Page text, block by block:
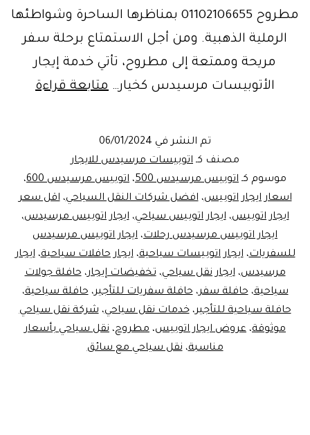
مطروح 01102106655 بمناظرها الساحرة وشواطئها
الرملية الذهبية. ومن أجل الاستمتاع برحلة سفر
مريحة وممتعة إلى مطروح، تأتي خدمة إيجار
الأتوبيسات مرسيدس كخيار… متابعة قراءةخدمة
500
تم النشر في 06/01/2024
مصنف كـ اتوبيسات مرسيدس للايجار
موسوم كـ اتوبيس مرسيدس 500 ، اتوبيس مرسيدس 600
،
اسعار ايجار اتوبيس،افضل شركات النقل السياحي،اقل سعر
ايجار اتوبيس،ايجار اتوبيس سياحي،ايجار اتوبيس مرسيدس،
ايجار اتوبيس مرسيدس رحلات، ايجار اتوبيس مرسيدس
للسفريات،ايجار اتوبيسات سياحية،ايجار حافلات سياحية،ايجار
مرسيدس،ايجار نقل سياحي،تخفيضات إيجار،حافلة جولات
سياحية،حافلة سفر،حافلة سفريات للتأجير،حافلة سياحية،
حافلة سياحية للتأجير،خدمات نقل سياحي،شركة نقل سياحي
موثوقة، عروض ايجار اتوبيس، مطروح، نقل سياحي بأسعار
مناسبة،نقل سياحي مع سائق